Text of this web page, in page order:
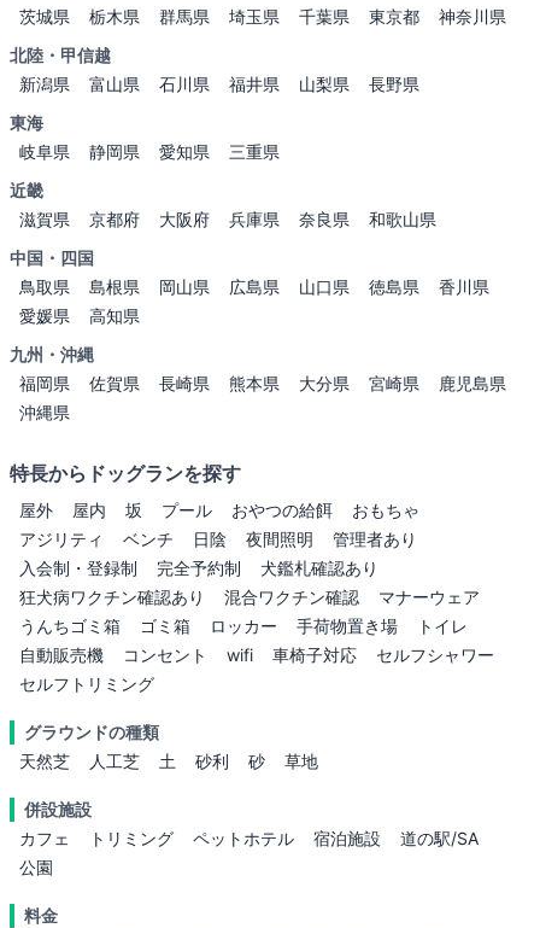
茨城県
栃木県 群馬県 埼玉県 千葉県 東京都
神奈川県
北陸・甲信越
新潟県
富山県 石川県 福井県 山梨県
長野県
東海
岐阜県
静岡県 愛知県
三重県
近畿
滋賀県
京都府 大阪府 兵庫県 奈良県
和歌山県
中国・四国
鳥取県
島根県 岡山県 広島県 山口県 徳島県
香川県
愛媛県
高知県
九州・沖縄
福岡県
佐賀県 長崎県 熊本県 大分県 宮崎県
鹿児島県
沖縄県
特長からドッグランを探す
屋外 屋内 坂 プール おやつの給餌
おもちゃ
アジリティ
ベンチ 日陰 夜間照明
管理者あり
入会制・登録制
完全予約制
犬鑑札確認あり
狂犬病ワクチン確認あり
混合ワクチン確認
マナーウェア
うんちゴミ箱
ゴミ箱 ロッカー 手荷物置き場
トイレ
自動販売機
コンセント wifi 車椅子対応
セルフシャワー
セルフトリミング
グラウンドの種類
天然芝
人工芝 土 砂利 砂 草地
併設施設
カフェ
トリミング ペットホテル 宿泊施設
道の駅/SA
公園
料金